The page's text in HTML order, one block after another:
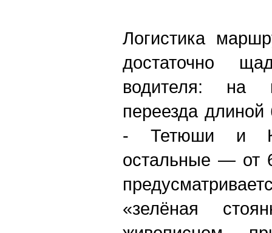
Логистика
достаточно
водителя: на
переезда
- Тетюши и
остальные — от
«зелёная